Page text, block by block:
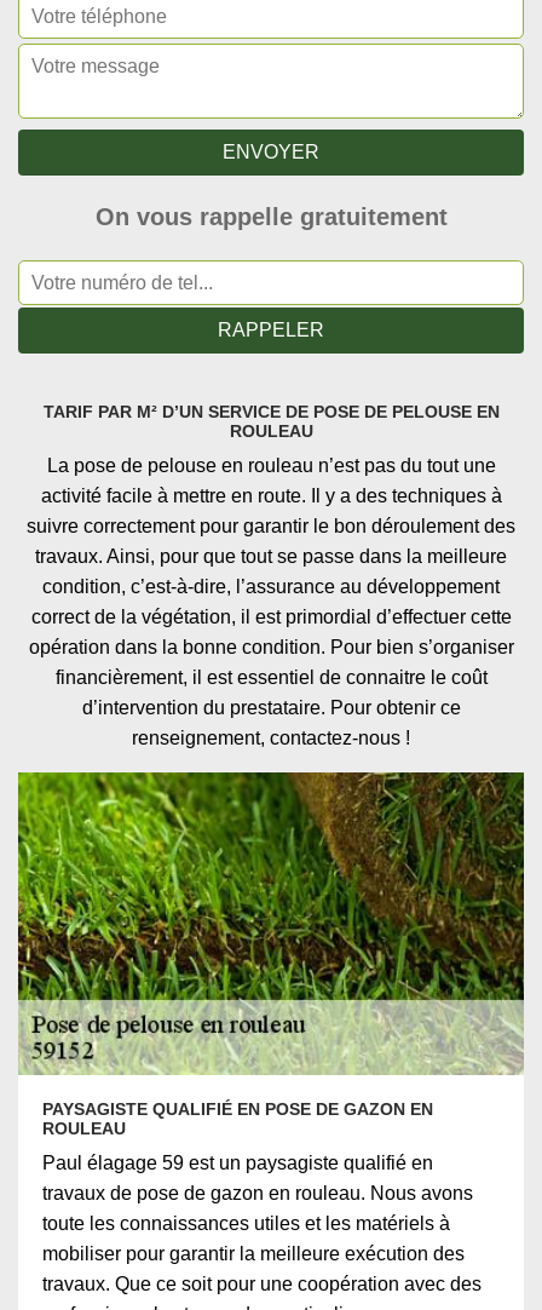
On vous rappelle gratuitement
TARIF PAR M² D’UN SERVICE DE POSE DE PELOUSE EN
ROULEAU
La pose de pelouse en rouleau n’est pas du tout une
activité facile à mettre en route. Il y a des techniques à
suivre correctement pour garantir le bon déroulement des
travaux. Ainsi, pour que tout se passe dans la meilleure
condition, c’est-à-dire, l’assurance au développement
correct de la végétation, il est primordial d’effectuer cette
opération dans la bonne condition. Pour bien s’organiser
financièrement, il est essentiel de connaitre le coût
d’intervention du prestataire. Pour obtenir ce
renseignement, contactez-nous !
PAYSAGISTE QUALIFIÉ EN POSE DE GAZON EN
ROULEAU
Paul élagage 59 est un paysagiste qualifié en
travaux de pose de gazon en rouleau. Nous avons
toute les connaissances utiles et les matériels à
mobiliser pour garantir la meilleure exécution des
travaux. Que ce soit pour une coopération avec des